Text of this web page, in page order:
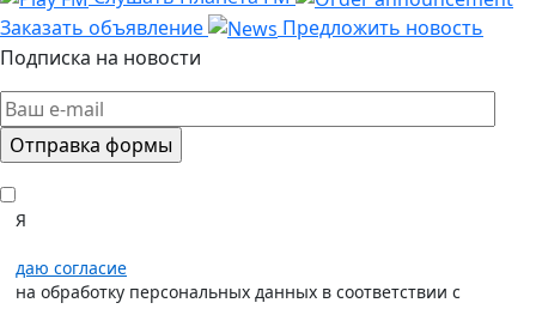
Заказать объявление
Предложить новость
Подписка на новости
Я
даю согласие
на обработку персональных данных в соответствии с